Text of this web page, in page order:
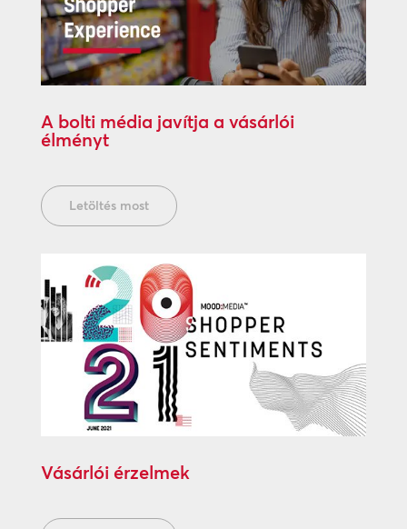
A bolti média javítja a vásárlói
élményt
Letöltés most
Vásárlói érzelmek